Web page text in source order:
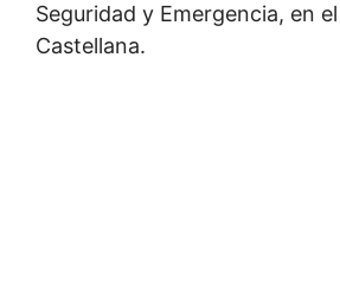
Seguridad y Emergencia, en
Castellana.